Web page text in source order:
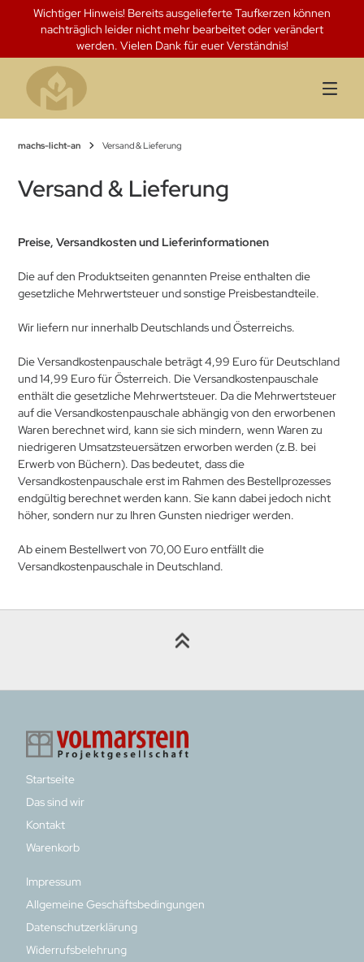
Springen
Inhalt
Wichtiger Hinweis! Bereits ausgelieferte Taufkerzen können
nachträglich leider nicht mehr bearbeitet oder verändert
werden. Vielen Dank für euer Verständnis!
machs-licht-an Versand & Lieferung
Versand & Lieferung
Preise, Versandkosten und Lieferinformationen
Die auf den Produktseiten genannten Preise enthalten die
gesetzliche Mehrwertsteuer und sonstige Preisbestandteile.
Wir liefern nur innerhalb Deutschlands und Österreichs.
Die Versandkostenpauschale beträgt 4,99 Euro für Deutschland
und 14,99 Euro für Österreich. Die Versandkostenpauschale
enthält die gesetzliche Mehrwertsteuer. Da die Mehrwertsteuer
auf die Versandkostenpauschale abhängig von den erworbenen
Waren berechnet wird, kann sie sich mindern, wenn Waren zu
niedrigeren Umsatzsteuersätzen erworben werden (z.B. bei
Erwerb von Büchern). Das bedeutet, dass die
Versandkostenpauschale erst im Rahmen des Bestellprozesses
endgültig berechnet werden kann. Sie kann dabei jedoch nicht
höher, sondern nur zu Ihren Gunsten niedriger werden.
Ab einem Bestellwert von 70,00 Euro entfällt die
Versandkostenpauschale in Deutschland.
Startseite
Das sind wir
Kontakt
Warenkorb
Impressum
Allgemeine Geschäftsbedingungen
Datenschutzerklärung
Widerrufsbelehrung